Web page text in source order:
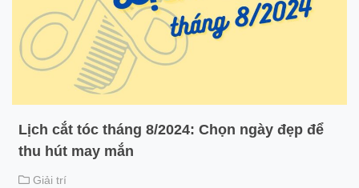
Lịch cắt tóc tháng 8/2024: Chọn ngày đẹp để
thu hút may mắn
Giải trí